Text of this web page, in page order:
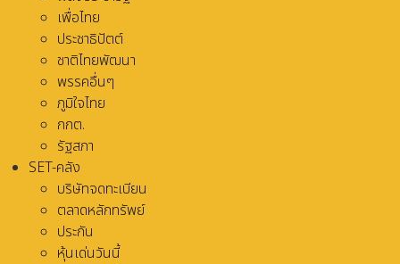
เพื่อไทย
ประชาธิปัตต์
ชาติไทยพัฒนา
พรรคอื่นๆ
ภูมิใจไทย
กกต.
รัฐสภา
SET-คลัง
บริษัทจดทะเบียน
ตลาดหลักทรัพย์
ประกัน
หุ้นเด่นวันนี้